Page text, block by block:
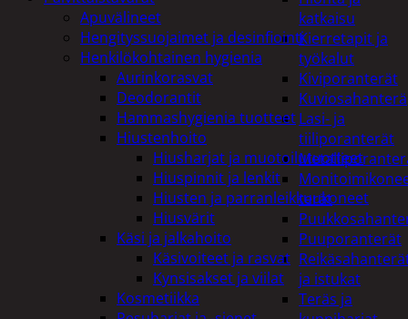
katkaisu
Kierretapit ja
työkalut
Kiviporanterät
Kuviosahanterä
Lasi- ja
tiiliporanterät
terät
Puuporanterät
ja istukat
Teräs ja
Apuvälineet
Hengityssuojaimet ja desinfiointi
Henkilökohtainen hygienia
Aurinkorasvat
Deodorantit
Hammashygienia tuotteet
Hiustenhoito
Hiusharjat ja muotoilutuotteet
Hiuspinnit ja lenkit
Hiusten ja parranleikkuukoneet
Hiusvärit
Käsi ja jalkahoito
Käsivoiteet ja rasvat
Kynsisakset ja viilat
Kosmetiikka